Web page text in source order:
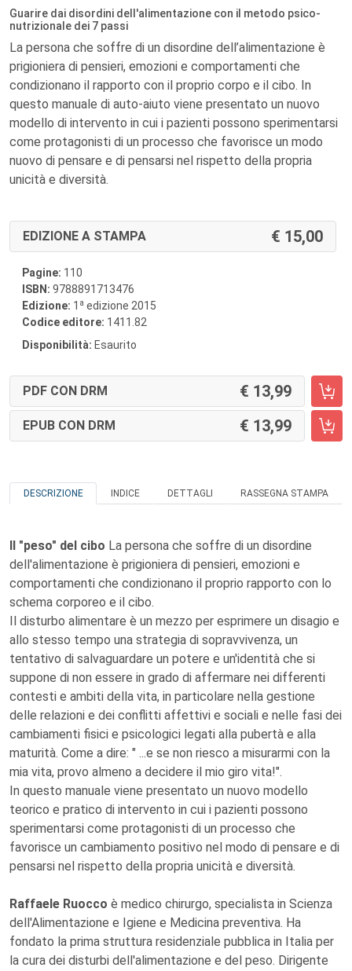
Guarire dai disordini dell'alimentazione con il metodo psico-
nutrizionale dei 7 passi
La persona che soffre di un disordine dell’alimentazione è
prigioniera di pensieri, emozioni e comportamenti che
condizionano il rapporto con il proprio corpo e il cibo. In
questo manuale di auto-aiuto viene presentato un nuovo
modello di intervento in cui i pazienti possono sperimentarsi
come protagonisti di un processo che favorisce un modo
nuovo di pensare e di pensarsi nel rispetto della propria
unicità e diversità.
EDIZIONE A STAMPA 15,00
Pagine: 110
ISBN: 9788891713476
Edizione: 1 a edizione 2015
Codice editore: 1411.82
Disponibilità: Esaurito
PDF CON DRM 13,99
EPUB CON DRM 13,99
DESCRIZIONE INDICE DETTAGLI RASSEGNA STAMPA
Il "peso" del cibo La persona che soffre di un disordine
dell'alimentazione è prigioniera di pensieri, emozioni e
comportamenti che condizionano il proprio rapporto con lo
schema corporeo e il cibo.
Il disturbo alimentare è un mezzo per esprimere un disagio e
allo stesso tempo una strategia di sopravvivenza, un
tentativo di salvaguardare un potere e un'identità che si
suppone di non essere in grado di affermare nei differenti
contesti e ambiti della vita, in particolare nella gestione
delle relazioni e dei conflitti affettivi e sociali e nelle fasi dei
cambiamenti fisici e psicologici legati alla pubertà e alla
maturità. Come a dire: " ...e se non riesco a misurarmi con la
mia vita, provo almeno a decidere il mio giro vita!".
In questo manuale viene presentato un nuovo modello
teorico e pratico di intervento in cui i pazienti possono
sperimentarsi come protagonisti di un processo che
favorisce un cambiamento positivo nel modo di pensare e di
pensarsi nel rispetto della propria unicità e diversità.
Raffaele Ruocco è medico chirurgo, specialista in Scienza
dell'Alimentazione e Igiene e Medicina preventiva. Ha
fondato la prima struttura residenziale pubblica in Italia per
la cura dei disturbi dell'alimentazione e del peso. Dirigente